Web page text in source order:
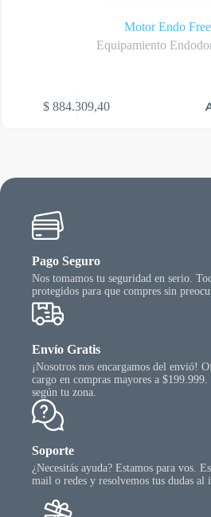
Motor Endo Free
Equipamiento
$ 884.309,40
Pago Seguro
Nos tomamos tu seguridad en serio.
protegidos para que compres sin
Envío Gratis
¡Nosotros nos encargamos del envió!
cargo en compras mayores a
según tu zona.
Soporte
¿Necesitás ayuda? Estamos para vos.
mail o redes y resolvemos tus dudas al